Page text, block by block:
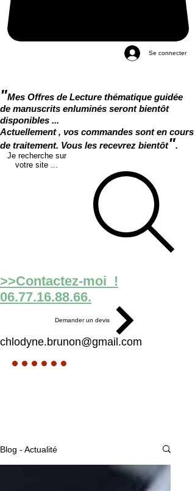
Se connecter
"Mes Offres de Lecture thématique guidée
de manuscrits enluminés seront bientôt
disponibles ...
Actuellement , vos commandes sont en cours
de traitement. Vous les recevrez bientôt".
Je recherche sur
votre site ...
>>Contactez-moi !
06.77.16.88.66.
Demander un devis
chlodyne.brunon@gmail.com
Blog - Actualité